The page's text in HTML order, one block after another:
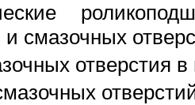
и смазочных
отверстия